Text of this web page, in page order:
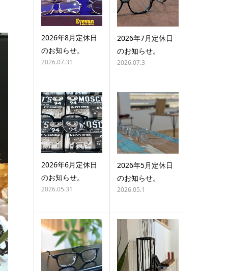
2026年8月定休日
のお知らせ。
2026.07.31
2026年7月定休日
のお知らせ。
2026.07.3
2026年6月定休日
のお知らせ。
2026.05.31
2026年5月定休日
のお知らせ。
2026.05.1